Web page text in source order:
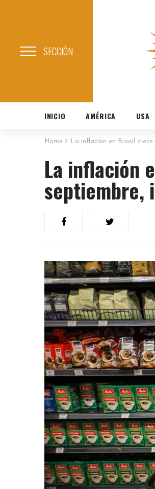
SECCIÓN
INICIO AMÉRICA USA
Home La inflación en Brasil
La inflación
septiembre,